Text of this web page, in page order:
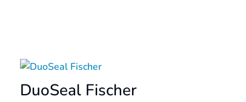
DuoSeal Fischer